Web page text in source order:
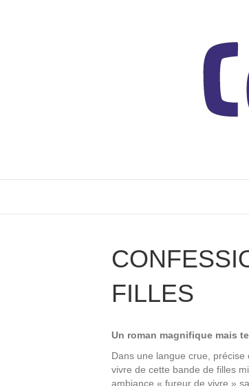
FILLES
Un roman magnifique mais
Dans une langue crue,
vivre de cette bande de filles
ambiance « fureur de vivre »